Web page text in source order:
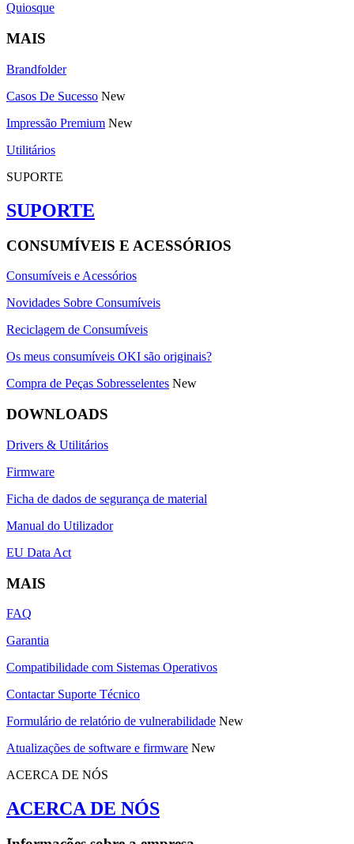
Quiosque
MAIS
Brandfolder
Casos De Sucesso New
Impressão Premium New
Utilitários
SUPORTE
SUPORTE
CONSUMÍVEIS E ACESSÓRIOS
Consumíveis e Acessórios
Novidades Sobre Consumíveis
Reciclagem de Consumíveis
Os meus consumíveis OKI são originais?
Compra de Peças Sobresselentes New
DOWNLOADS
Drivers & Utilitários
Firmware
Ficha de dados de segurança de material
Manual do Utilizador
EU Data Act
MAIS
FAQ
Garantia
Compatibilidade com Sistemas Operativos
Contactar Suporte Técnico
Formulário de relatório de vulnerabilidade New
Atualizações de software e firmware New
ACERCA DE NÓS
ACERCA DE NÓS